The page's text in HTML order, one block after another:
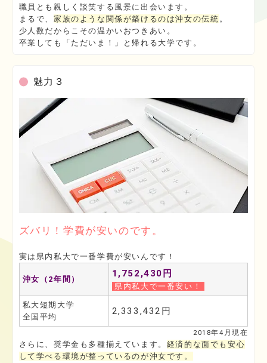
職員とも親しく談笑する風景に出会います。
まるで、家族のような関係が築けるのは沖女の伝統 。
少人数だからこその温かいおつきあい。
卒業しても「ただいま！」と帰れる大学です。
魅力３
ズバリ！学費が安いのです。
実は県内私大で一番学費が安いんです！
沖女（2年間）
1,752,430円
県内私大で一番安い！
私大短期大学
全国平均
2,333,432円
2018年4月現在
さらに、奨学金も多種揃えています。 経済的な面でも安心
して学べる環境が整っているのが沖女です。